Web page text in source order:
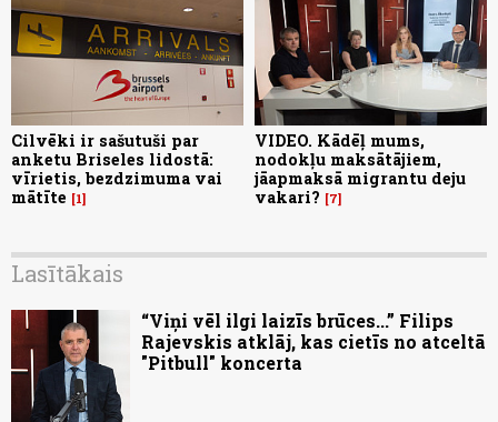
Cilvēki ir sašutuši par
anketu Briseles lidostā:
vīrietis, bezdzimuma vai
mātīte
1
VIDEO. Kādēļ mums,
nodokļu maksātājiem,
jāapmaksā migrantu deju
vakari?
7
Lasītākais
“Viņi vēl ilgi laizīs brūces...” Filips
Rajevskis atklāj, kas cietīs no atceltā
"Pitbull" koncerta